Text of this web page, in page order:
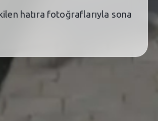
hatıra fotoğraflarıyla sona